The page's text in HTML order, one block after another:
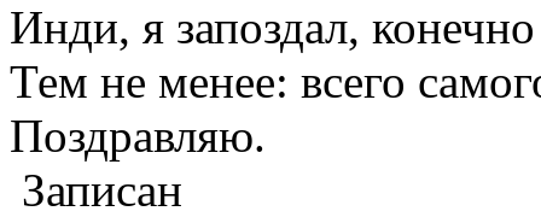
Инди, я запоздал,
Тем не менее: всего
Поздравляю.
Записан